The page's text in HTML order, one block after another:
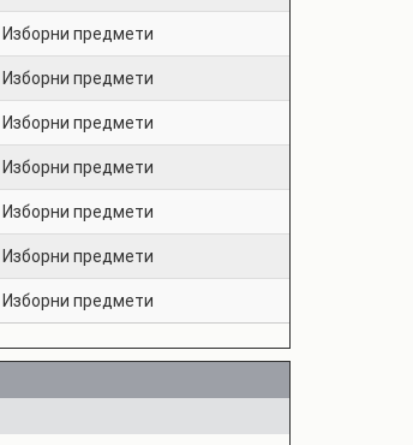
Изборни предмети
Изборни предмети
Изборни предмети
Изборни предмети
Изборни предмети
Изборни предмети
Изборни предмети